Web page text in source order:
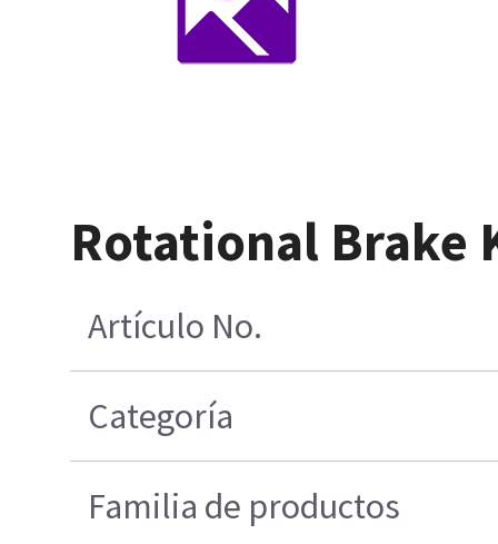
Rotational Brake
Artículo No.
Categoría
Familia de productos